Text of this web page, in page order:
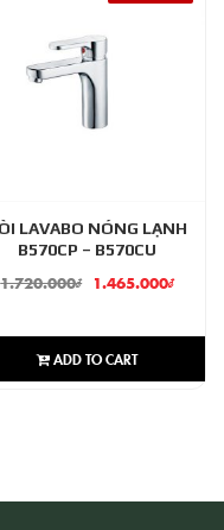
LAVABO NÓNG LẠNH
B570CP – B570CU
1.720.000₫ 1.465.000₫
ADD TO CART